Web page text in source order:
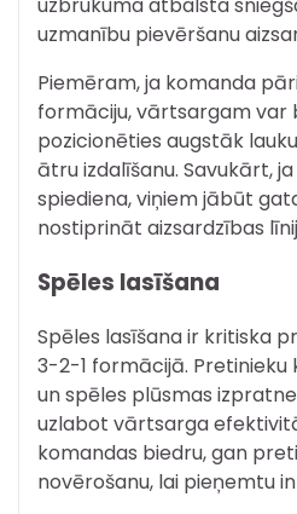
uzmanību pievēršanu
Piemēram, ja komanda
formāciju, vārtsargam var
pozicionēties augstāk
ātru izdalīšanu. Savukārt,
spiediena, viņiem jābūt
nostiprināt aizsardzības
Spēles lasīšana
Spēles lasīšana ir kritiska
3-2-1 formācijā.
un spēles plūsmas
uzlabot vārtsarga
komandas biedru, gan
novērošanu, lai pieņemtu